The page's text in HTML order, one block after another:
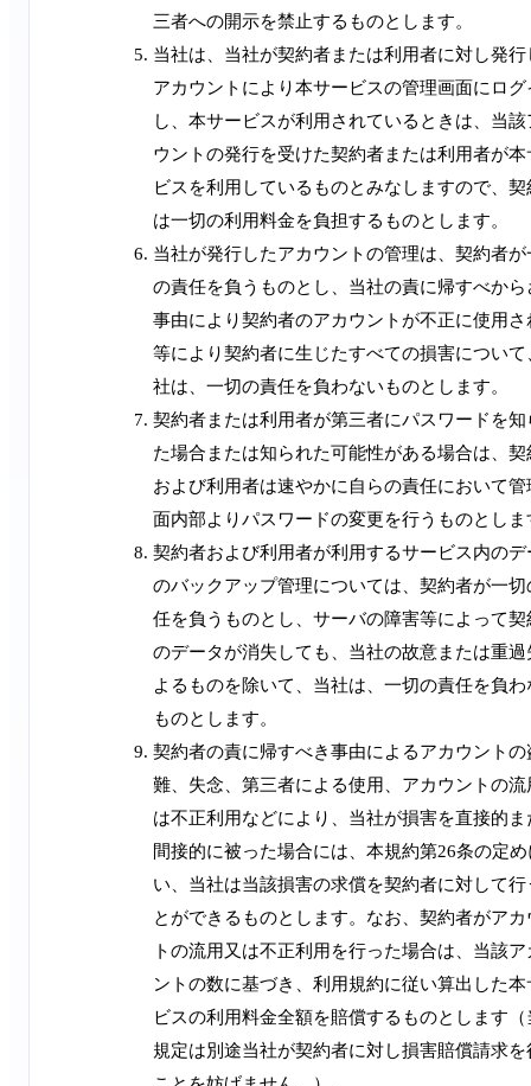
三者への開示を禁止するものとします。
当社は、当社が契約者または利用者に対し発行
アカウントにより本サービスの管理画面にログ
し、本サービスが利用されているときは、当該
ウントの発行を受けた契約者または利用者が本
ビスを利用しているものとみなしますので、契
は一切の利用料金を負担するものとします。
当社が発行したアカウントの管理は、契約者が
の責任を負うものとし、当社の責に帰すべから
事由により契約者のアカウントが不正に使用さ
等により契約者に生じたすべての損害について
社は、一切の責任を負わないものとします。
契約者または利用者が第三者にパスワードを知
た場合または知られた可能性がある場合は、契
および利用者は速やかに自らの責任において管
面内部よりパスワードの変更を行うものとしま
契約者および利用者が利用するサービス内のデ
のバックアップ管理については、契約者が一切
任を負うものとし、サーバの障害等によって契
のデータが消失しても、当社の故意または重過
よるものを除いて、当社は、一切の責任を負わ
ものとします。
契約者の責に帰すべき事由によるアカウントの
難、失念、第三者による使用、アカウントの流
は不正利用などにより、当社が損害を直接的ま
間接的に被った場合には、本規約第26条の定
い、当社は当該損害の求償を契約者に対して行
とができるものとします。なお、契約者がアカ
トの流用又は不正利用を行った場合は、当該ア
ントの数に基づき、利用規約に従い算出した本
ビスの利用料金全額を賠償するものとします（
規定は別途当社が契約者に対し損害賠償請求を